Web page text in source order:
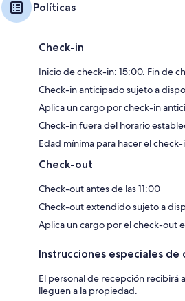
Políticas
Check-in
Inicio de check-in: 15:00. Fin de
Check-in anticipado sujeto a
Aplica un cargo por check-in
Check-in fuera del horario
Edad mínima para hacer el check-
Check-out
Check-out antes de las 11:00
Check-out extendido sujeto a
Aplica un cargo por el check-out
Instrucciones especiales de
El personal de recepción recibirá
lleguen a la propiedad.